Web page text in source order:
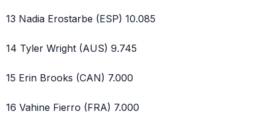
13 Nadia Erostarbe (ESP) 10.085
14 Tyler Wright (AUS) 9.745
15 Erin Brooks (CAN) 7.000
16 Vahine Fierro (FRA) 7.000